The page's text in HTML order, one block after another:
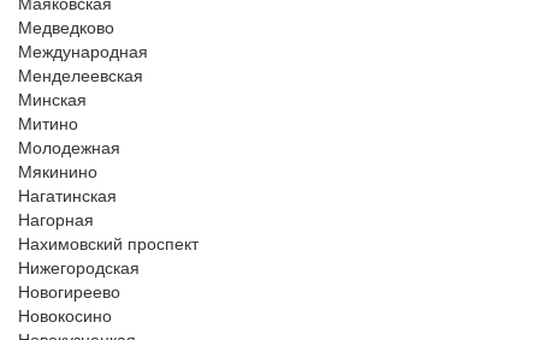
Медведково
Международная
Менделеевская
Минская
Митино
Молодежная
Мякинино
Нагатинская
Нагорная
Нахимовский проспект
Нижегородская
Новогиреево
Новокосино